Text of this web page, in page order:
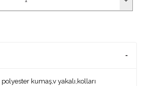
kumaş,v yakalı,kolları